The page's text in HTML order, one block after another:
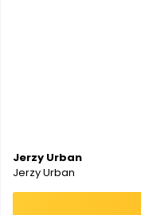
Jerzy Urban
Jerzy Urban